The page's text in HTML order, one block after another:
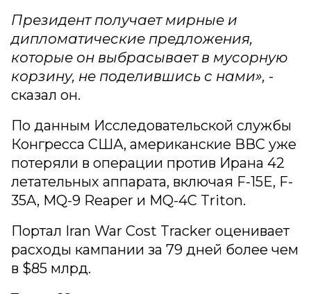
Президент получает мирные и
дипломатические предложения,
которые он выбрасывает в мусорную
корзину, не поделившись с нами», -
сказал он.
По данным Исследовательской службы
Конгресса США, американские ВВС уже
потеряли в операции против Ирана 42
летательных аппарата, включая F-15E, F-
35A, MQ-9 Reaper и MQ-4C Triton.
Портал Iran War Cost Tracker оценивает
расходы кампании за 79 дней более чем
в $85 млрд.